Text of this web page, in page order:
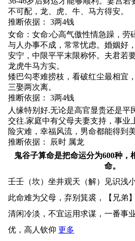
不可配，龙、虎、牛、马方得安。
推断依据： 3两4钱
女命：女命:心高气傲性情急躁，劳
与人办事不成，常常忧虑。婚姻好
安宁，中限平平末限称怀。夫君若
龙虎牛马方实。
矮巴勾枣难捞枝，看破红尘最相宜
三娶两次离。
推断依据： 3两4钱
人缘特别好.无论是高官显贵还是平
交往.家庭中有父母夫妻支持，事业
险灾难，幸福风流，男命都能得到
推断依据： 辰时 属龙
鬼谷子算命是把命运分为600种，
命。
壬壬（坎）坐井观天（解）见识浅
此命难为父母，弃别箕裘，【兄弟
清闲冷淡，不宜运用求谋，一番事
优，高人钦仰 更多